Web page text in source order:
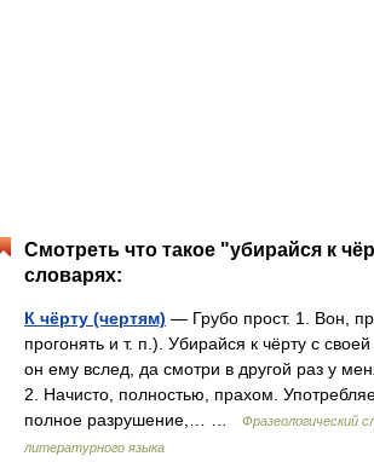
Смотреть что такое "убирайся к
словарях:
К чёрту (чертям) — Грубо прост. 1. Вон,
прогонять и т. п.). Убирайся к чёрту с
он ему вслед, да смотри в другой раз у
2. Начисто, полностью, прахом.
полное разрушение,… …
Фразеологический
литературного языка